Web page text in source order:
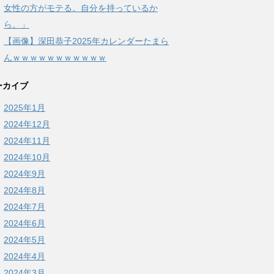
女性の方がモテる。自分を持っているか
ら。」
【画像】深田恭子2025年カレンダーたまら
んｗｗｗｗｗｗｗｗｗｗｗ
カイブ
2025年1月
2024年12月
2024年11月
2024年10月
2024年9月
2024年8月
2024年7月
2024年6月
2024年5月
2024年4月